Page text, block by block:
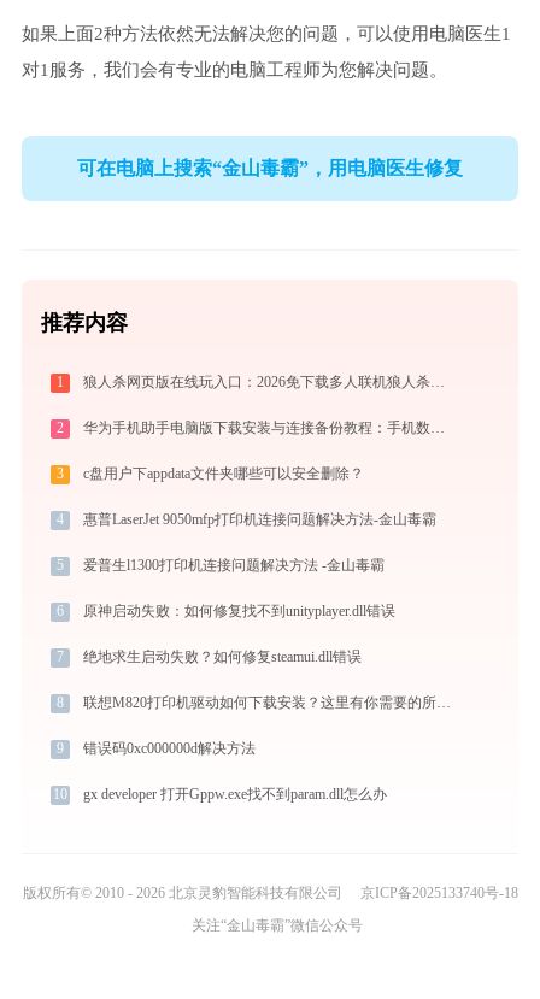
如果上面2种方法依然无法解决您的问题，可以使用电脑医生1
对1服务，我们会有专业的电脑工程师为您解决问题。
可在电脑上搜索“金山毒霸”，用电脑医生修复
推荐内容
1 狼人杀网页版在线玩入口：2026免下载多人联机狼人杀，新手实战晋级攻略
2 华为手机助手电脑版下载安装与连接备份教程：手机数据双向传输与系统修复指南
3 c盘用户下appdata文件夹哪些可以安全删除？
4 惠普LaserJet 9050mfp打印机连接问题解决方法-金山毒霸
5 爱普生l1300打印机连接问题解决方法 -金山毒霸
6 原神启动失败：如何修复找不到unityplayer.dll错误
7 绝地求生启动失败？如何修复steamui.dll错误
8 联想M820打印机驱动如何下载安装？这里有你需要的所有信息
9 错误码0xc000000d解决方法
10 gx developer 打开Gppw.exe找不到param.dll怎么办
版权所有© 2010 - 2026 北京灵豹智能科技有限公司
京ICP备2025133740号-18
关注“金山毒霸”微信公众号